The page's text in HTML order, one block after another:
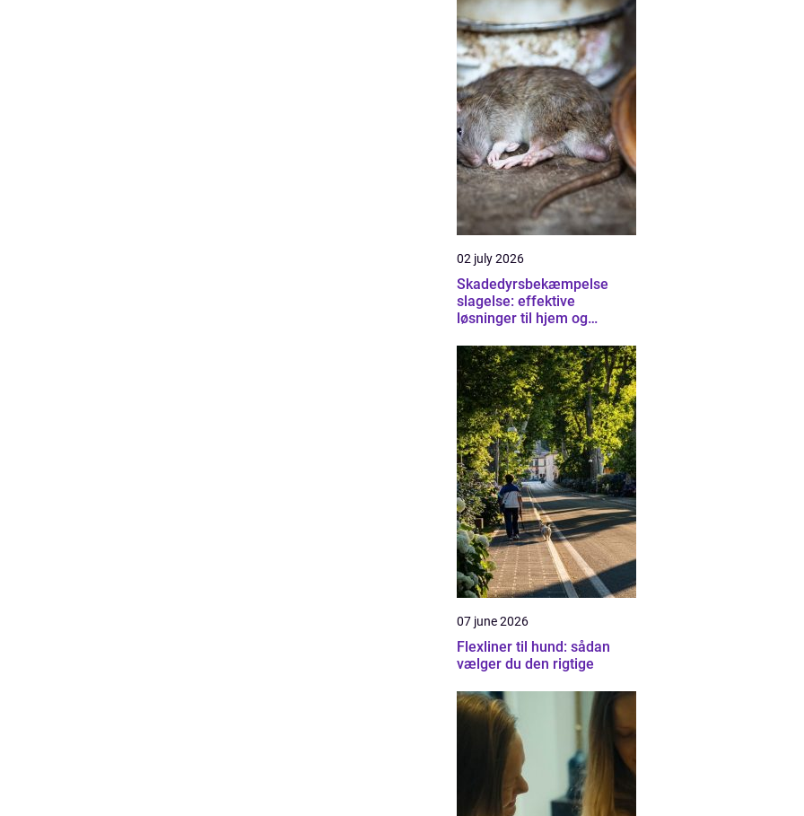
02 july 2026
Skadedyrsbekæmpelse
slagelse: effektive
løsninger til hjem og
07 june 2026
Flexliner til hund: sådan
vælger du den rigtige